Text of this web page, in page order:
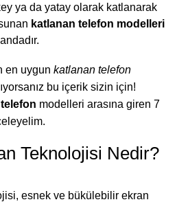
ya da yatay olarak katlanarak
katlanan telefon modelleri
en uygun katlanan telefon
bu içerik sizin için!
modelleri arasına giren 7
Teknolojisi Nedir?
esnek ve bükülebilir ekran